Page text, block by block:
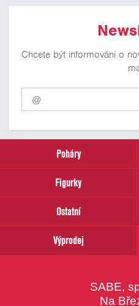
Chcete být informováni o
Pro
odběr
našich
email
Poháry
Figurky
Ostatní
Výprodej
SABE,
Na